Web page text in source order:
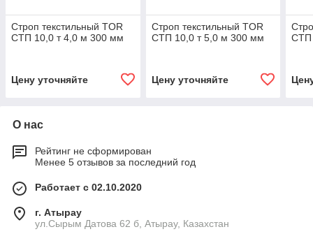
Строп текстильный TOR
СТП 10,0 т 4,0 м 300 мм
Цену уточняйте
Строп текстильный TOR
СТП 10,0 т 5,0 м 300 мм
Цену уточняйте
СТП
О нас
Рейтинг не сформирован
Менее 5 отзывов за последний год
Работает с 02.10.2020
г. Атырау
ул.Сырым Датова 62 б, Атырау, Казахстан